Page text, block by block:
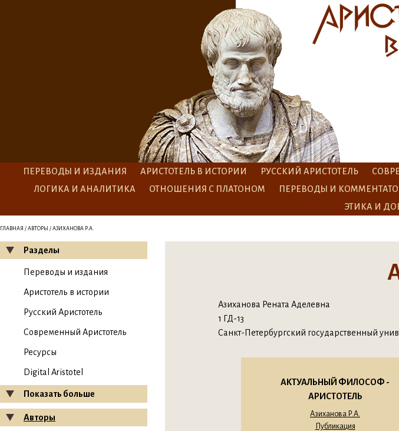
ПЕРЕВОДЫ И ИЗДАНИЯ АРИСТОТЕЛЬ В ИСТОРИИ РУССКИЙ АРИСТОТЕЛЬ
ЛОГИКА И АНАЛИТИКА
ОТНОШЕНИЯ С ПЛАТОНОМ ПЕРЕВОДЫ И
ЭТИКА И
ГЛАВНАЯ / АВТОРЫ / АЗИХАНОВА Р.А.
Разделы
Переводы и издания
Аристотель в истории
Русский Аристотель
Современный Аристотель
Ресурсы
Digital Aristotel
Показать больше
Авторы
Азиханова Рената Аделевна
1 ГД-13
Санкт-Петербургский государственный
АКТУАЛЬНЫЙ ФИЛОСОФ -
АРИСТОТЕЛЬ
Азиханова Р.А.
Публикация